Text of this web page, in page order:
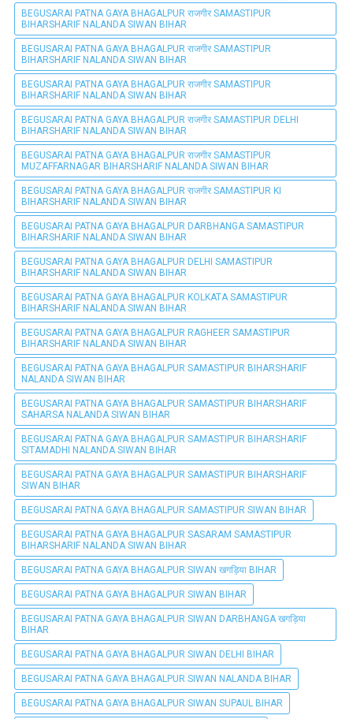
BEGUSARAI PATNA GAYA BHAGALPUR राजगीर SAMASTIPUR
BIHARSHARIF NALANDA SIWAN BIHAR
BEGUSARAI PATNA GAYA BHAGALPUR राजगीर SAMASTIPUR
BIHARSHARIF NALANDA SIWAN BIHAR
BEGUSARAI PATNA GAYA BHAGALPUR राजगीर SAMASTIPUR
BIHARSHARIF NALANDA SIWAN BIHAR
BEGUSARAI PATNA GAYA BHAGALPUR राजगीर SAMASTIPUR DELHI
BIHARSHARIF NALANDA SIWAN BIHAR
BEGUSARAI PATNA GAYA BHAGALPUR राजगीर SAMASTIPUR
MUZAFFARNAGAR BIHARSHARIF NALANDA SIWAN BIHAR
BEGUSARAI PATNA GAYA BHAGALPUR राजगीर SAMASTIPUR KI
BIHARSHARIF NALANDA SIWAN BIHAR
BEGUSARAI PATNA GAYA BHAGALPUR DARBHANGA SAMASTIPUR
BIHARSHARIF NALANDA SIWAN BIHAR
BEGUSARAI PATNA GAYA BHAGALPUR DELHI SAMASTIPUR
BIHARSHARIF NALANDA SIWAN BIHAR
BEGUSARAI PATNA GAYA BHAGALPUR KOLKATA SAMASTIPUR
BIHARSHARIF NALANDA SIWAN BIHAR
BEGUSARAI PATNA GAYA BHAGALPUR RAGHEER SAMASTIPUR
BIHARSHARIF NALANDA SIWAN BIHAR
BEGUSARAI PATNA GAYA BHAGALPUR SAMASTIPUR BIHARSHARIF
NALANDA SIWAN BIHAR
BEGUSARAI PATNA GAYA BHAGALPUR SAMASTIPUR BIHARSHARIF
SAHARSA NALANDA SIWAN BIHAR
BEGUSARAI PATNA GAYA BHAGALPUR SAMASTIPUR BIHARSHARIF
SITAMADHI NALANDA SIWAN BIHAR
BEGUSARAI PATNA GAYA BHAGALPUR SAMASTIPUR BIHARSHARIF
SIWAN BIHAR
BEGUSARAI PATNA GAYA BHAGALPUR SAMASTIPUR SIWAN BIHAR
BEGUSARAI PATNA GAYA BHAGALPUR SASARAM SAMASTIPUR
BIHARSHARIF NALANDA SIWAN BIHAR
BEGUSARAI PATNA GAYA BHAGALPUR SIWAN खगड़िया BIHAR
BEGUSARAI PATNA GAYA BHAGALPUR SIWAN BIHAR
BEGUSARAI PATNA GAYA BHAGALPUR SIWAN DARBHANGA खगड़िया
BIHAR
BEGUSARAI PATNA GAYA BHAGALPUR SIWAN DELHI BIHAR
BEGUSARAI PATNA GAYA BHAGALPUR SIWAN NALANDA BIHAR
BEGUSARAI PATNA GAYA BHAGALPUR SIWAN SUPAUL BIHAR